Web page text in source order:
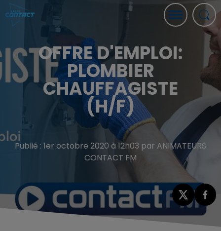
OFFRE D'EMPLOI:
PLOMBIER
CHAUFFAGISTE
(H/F)
Publié : 1er octobre 2020 à 12h03 par ANIMATEURS
CONTACT FM